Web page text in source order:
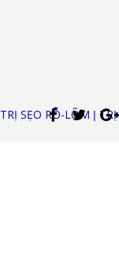
TRỊ SẸO RỖ-LÕM | TRỊ